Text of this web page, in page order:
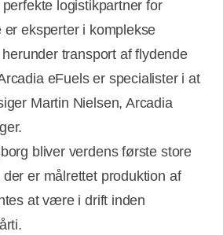
logistikpartner for
eksperter i komplekse
transport af flydende
eFuels er specialister i at
Martin Nielsen, Arcadia
bliver verdens første store
er målrettet produktion af
at være i drift inden